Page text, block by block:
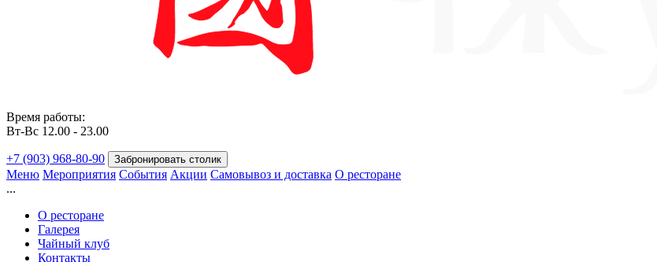
Время работы:
Вт-Вс 12.00 - 23.00
+7 (903) 968-80-90 Забронировать столик
Меню Мероприятия События Акции Самовывоз и доставка О ресторане
...
О ресторане
Галерея
Чайный клуб
Контакты